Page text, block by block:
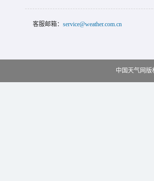
客服邮箱： service@weather.com.cn
中国天气网